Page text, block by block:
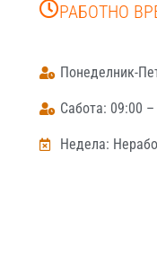
РАБОТНО
Понеделник-
Сабота: 09:00
Недела: